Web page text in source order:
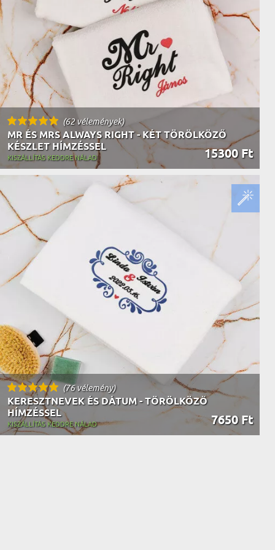
(62 vélemények)
MR ÉS MRS ALWAYS RIGHT - KÉT TÖRÖLKÖZŐ
KÉSZLET HÍMZÉSSEL
15300 Ft
KISZÁLLÍTÁS KEDDRE NÁLAD
(76 vélemény)
KERESZTNEVEK ÉS DÁTUM - TÖRÖLKÖZŐ
HÍMZÉSSEL
7650 Ft
KISZÁLLÍTÁS KEDDRE NÁLAD